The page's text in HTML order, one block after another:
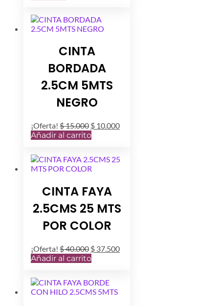
múltiples
variantes.
opciones
pueden
en
la
página
producto
CINTA
BORDADA
2.5CM 5MTS
NEGRO
¡Oferta! $15.000 El
precio
$ 15.000.
$ 10.000El
$ 10.000.
Añadir al carrito
CINTA FAYA
2.5CMS 25 MTS
POR COLOR
¡Oferta! $40.000 El
precio
$ 40.000.
$ 37.500El
Añadir al carrito